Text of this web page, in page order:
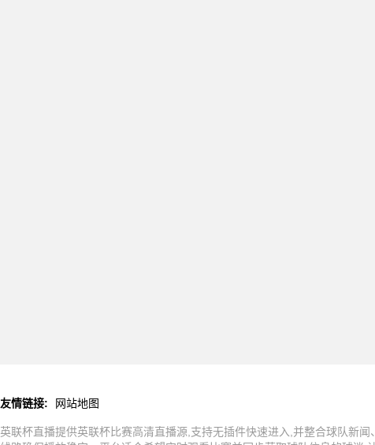
友情链接: 网站地图
英联杯直播提供英联杯比赛高清直播源,支持无插件快速进入,并整合球队新